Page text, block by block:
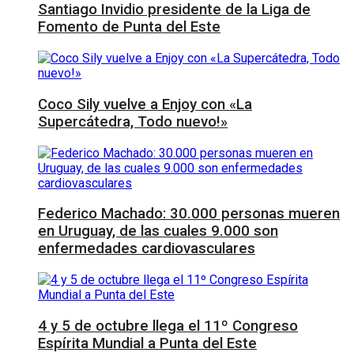
Santiago Invidio presidente de la Liga de
Fomento de Punta del Este
Coco Sily vuelve a Enjoy con «La
Supercátedra, Todo nuevo!»
Federico Machado: 30.000 personas mueren
en Uruguay, de las cuales 9.000 son
enfermedades cardiovasculares
4 y 5 de octubre llega el 11º Congreso
Espírita Mundial a Punta del Este